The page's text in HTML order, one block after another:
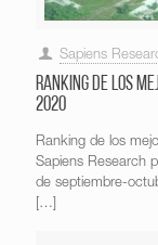
Sapiens
Ranking de los
2020
Ranking de los
Sapiens Research
de septiembre-
[…]